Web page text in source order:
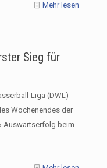
Mehr lesen
Sieg für
Liga (DWL)
Wochenendes der
Auswärtserfolg beim